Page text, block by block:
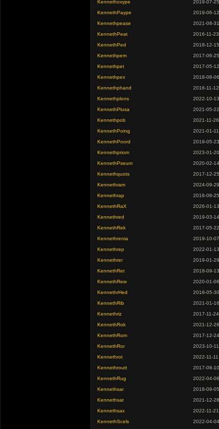
Kennethoxype
2019-07-25
KennethPaype
2019-06-12
Kennethpease
2021-08-31
KennethPeat
2016-11-23
KennethPed
2018-12-15
Kennethpem
2017-06-25
Kennethpet
2017-05-12
Kennethpex
2018-08-06
Kennethphand
2016-11-12
Kennethplons
2022-10-13
KennethPlusa
2021-05-22
Kennethpob
2021-11-26
KennethPoing
2021-01-11
KennethPoord
2019-05-23
Kennethpriom
2023-01-20
KennethPseum
2020-02-14
Kennethquots
2017-12-25
Kennethram
2024-09-29
Kennethrap
2018-08-25
KennethRaX
2026-01-13
Kennethred
2019-03-14
KennethRek
2017-05-22
Kennethrenia
2019-10-07
Kennethrep
2022-01-13
Kennethrer
2019-01-29
KennethRet
2018-09-13
KennethRew
2020-01-06
KennethrHed
2018-05-30
KennethRib
2021-01-16
Kennethriz
2017-11-24
KennethRok
2021-12-26
KennethRom
2017-12-24
KennethRor
2023-10-11
Kennethrot
2022-11-11
Kennethroutt
2017-08-10
KennethRug
2022-04-06
Kennethsar
2018-09-05
Kennethsat
2021-12-28
Kennethsax
2022-11-21
KennethScels
2022-04-04